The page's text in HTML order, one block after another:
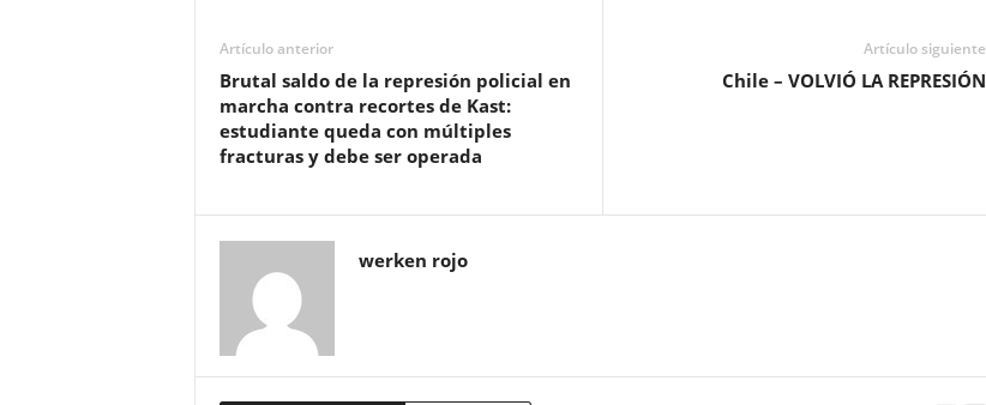
Artículo anterior
Brutal saldo de la represión policial en
marcha contra recortes de Kast:
estudiante queda con múltiples
fracturas y debe ser operada
Artículo siguiente
Chile – VOLVIÓ LA REPRESIÓN
werken rojo